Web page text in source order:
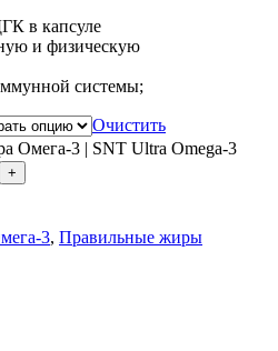
в капсуле
и физическую
системы;
Очистить
Омега-3 | SNT Ultra Omega-3
3, Правильные жиры